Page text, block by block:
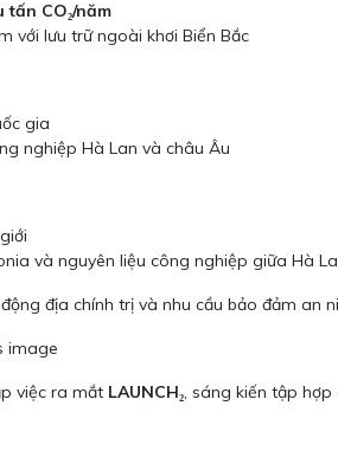
tấn CO₂/năm
với lưu trữ ngoài khơi Biển Bắc
gia
nghiệp Hà Lan và châu Âu
và nguyên liệu công nghiệp giữa Hà
địa chính trị và nhu cầu bảo đảm
việc ra mắt LAUNCH₂, sáng kiến tập